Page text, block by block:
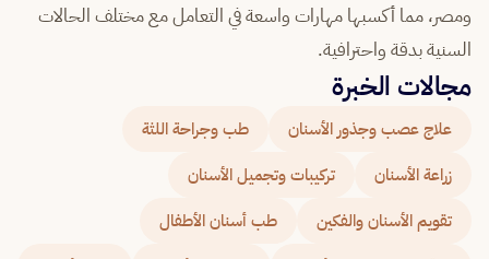
ومصر، مما أكسبها مهارات واسعة في التعامل مع مختلف الحالات
السنية بدقة واحترافية.
مجالات الخبرة
علاج عصب وجذور الأسنان
طب وجراحة اللثة
زراعة الأسنان
تركيبات وتجميل الأسنان
تقويم الأسنان والفكين
طب أسنان الأطفال